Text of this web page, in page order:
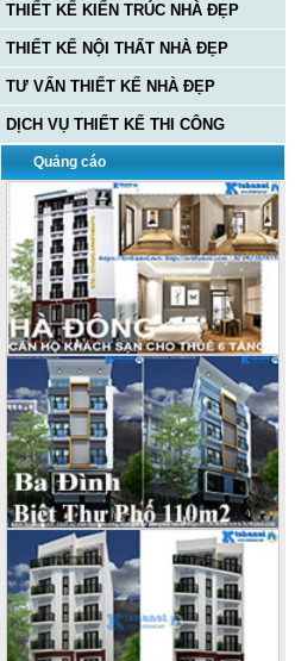
THIẾT KẾ KIẾN TRÚC NHÀ ĐẸP
THIẾT KẾ NỘI THẤT NHÀ ĐẸP
TƯ VẤN THIẾT KẾ NHÀ ĐẸP
DỊCH VỤ THIẾT KẾ THI CÔNG
Quảng cáo